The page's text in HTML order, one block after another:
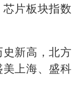
片板块指数
新高，北方
上海、盛科